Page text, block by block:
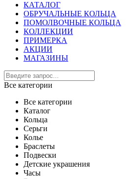
КАТАЛОГ
ОБРУЧАЛЬНЫЕ КОЛЬЦА
ПОМОЛВОЧНЫЕ КОЛЬЦА
КОЛЛЕКЦИИ
ПРИМЕРКА
АКЦИИ
МАГАЗИНЫ
Все категории
Все категории
Каталог
Кольца
Серьги
Колье
Браслеты
Подвески
Детские украшения
Часы